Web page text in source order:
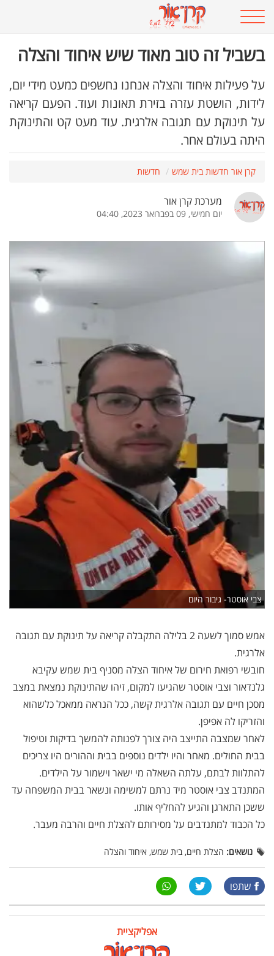
בשביל זה טוב מאוד שיש איחוד והצלה
על פעילות איחוד והצלה אנחנו נחשפים כמעט מידי יום,
לידות, הושטת עזרה בזירת תאונות ועוד. הפעם קריאה
על תינוקת עם תגובה אלרגית. עוד מעט קט והתינוקת
היתה בעולם אחר.
קרן אור חדשות בית שמש חדשות
מערכת קרן אור
יום חמישי, 09 בפברואר 2023, 04:40
צבי אוסטר- גיבור היום
אמש סמוך לשעה 2 בלילה התקבלה קריאה על תינוקת עם תגובה
אלרגית.
חובשי רפואת חירום של איחוד הצלה מסניף בית שמש עקיבא
גלנדאור וצבי אוסטר שהגיעו למקום, זיהו שהתינוקת נמצאת במצב
מסכן חיים עם תגובה אלרגית קשה, ככל הנראה ממאכל כלשהוא
והזריקו לה אפיפן.
לאחר שמצבה התייצב היה צורך לפנותה להמשך בדיקות וטיפול
בבית החולים. מאחר והיו ילדים נוספים בבית וההורים היו צריכים
להתלוות לבתם, עלתה השאלה מי ישאר וישמור על הילדים.
המתנדב צבי אוסטר מיד נרתם למשימה ונשאר בבית המשפחה עד
ששכן התארגן והגיע להחליף אותו.
כל הכבוד למתנדבים על מסירותם להצלת חיים והרבה מעבר.
נושאים: הצלת חיים, בית שמש, איחוד והצלה
שתפו
אפליקציית